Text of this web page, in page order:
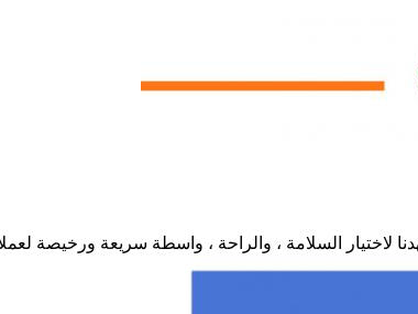
السلامة ، والراحة ، واسطة سريعة ورخيصة